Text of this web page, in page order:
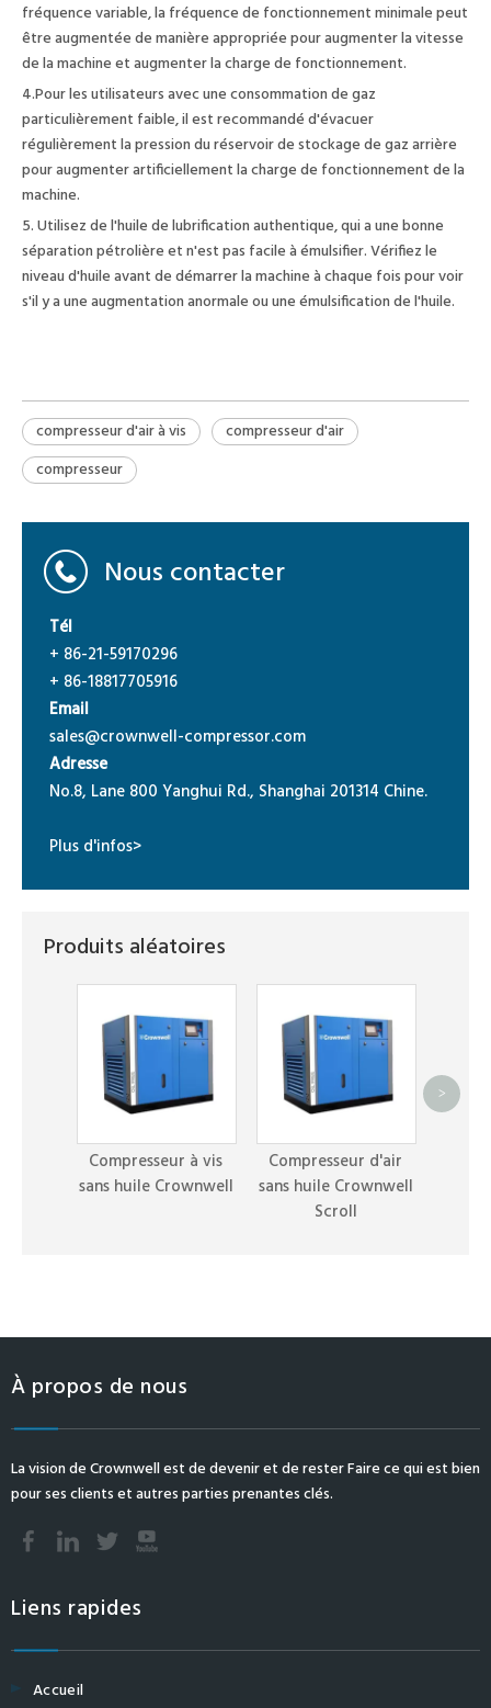
fréquence variable, la fréquence de fonctionnement minimale peut
être augmentée de manière appropriée pour augmenter la vitesse
de la machine et augmenter la charge de fonctionnement.
4.Pour les utilisateurs avec une consommation de gaz
particulièrement faible, il est recommandé d'évacuer
régulièrement la pression du réservoir de stockage de gaz arrière
pour augmenter artificiellement la charge de fonctionnement de la
machine.
5. Utilisez de l'huile de lubrification authentique, qui a une bonne
séparation pétrolière et n'est pas facile à émulsifier. Vérifiez le
niveau d'huile avant de démarrer la machine à chaque fois pour voir
s'il y a une augmentation anormale ou une émulsification de l'huile.
compresseur d'air à vis
compresseur d'air
compresseur
Nous contacter
Tél
+ 86-21-59170296
+ 86-18817705916
Email
sales@crownwell-compressor.com
Adresse
No.8, Lane 800 Yanghui Rd., Shanghai 201314 Chine.
Plus d'infos>
Produits aléatoires
Compresseur à vis
sans huile Crownwell
Compresseur d'air
sans huile Crownwell
Scroll
>
À propos de nous
La vision de Crownwell est de devenir et de rester Faire ce qui est bien
pour ses clients et autres parties prenantes clés.
Liens rapides
Accueil